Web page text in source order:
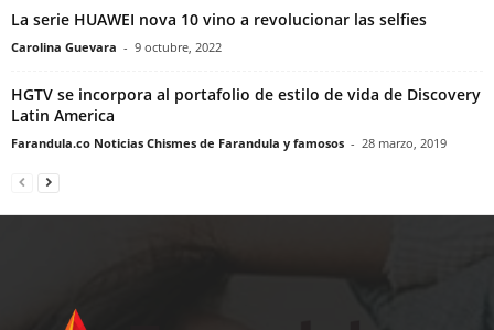
La serie HUAWEI nova 10 vino a revolucionar las selfies
Carolina Guevara - 9 octubre, 2022
HGTV se incorpora al portafolio de estilo de vida de Discovery
Latin America
Farandula.co Noticias Chismes de Farandula y famosos - 28 marzo, 2019